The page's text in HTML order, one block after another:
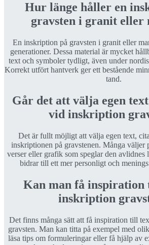
Hur länge håller en
gravsten i granit eller
En inskription på gravsten i granit eller
generationer. Dessa material är mycket
text och symboler tydligt, även under
Korrekt utfört hantverk ger ett bestående
tand.
Går det att välja egen
vid inskription
Det är fullt möjligt att välja egen text,
inskriptionen på gravstenen. Många väljer
verser eller grafik som speglar den
bidrar till ett mer personligt och
Kan man få
inskription
Det finns många sätt att få inspiration till
gravsten. Man kan titta på exempel med
läsa tips om formuleringar eller få hjälp av